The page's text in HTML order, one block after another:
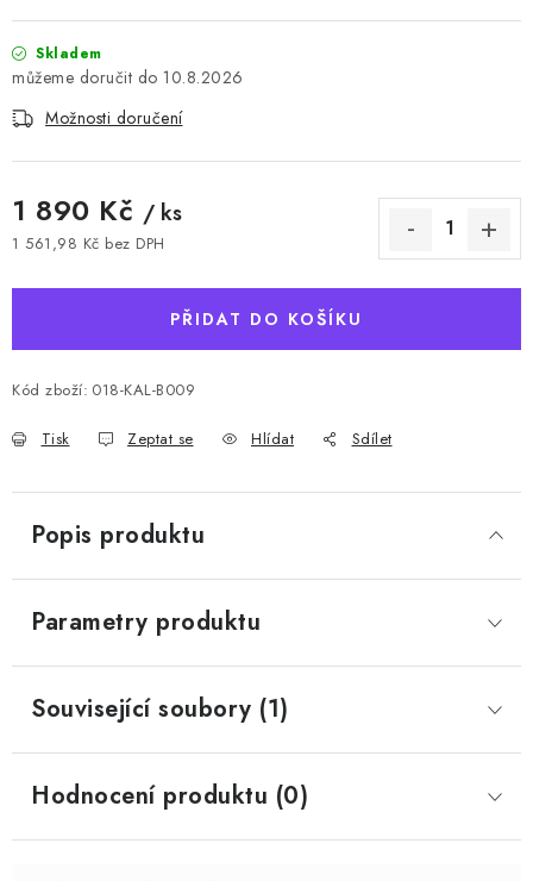
Skladem
10.8.2026
Možnosti doručení
1 890 Kč / ks
1 561,98 Kč bez DPH
PŘIDAT DO KOŠÍKU
Kód zboží: 018-KAL-B009
Tisk Zeptat se Hlídat Sdílet
Popis produktu
Parametry produktu
Související soubory (1)
Hodnocení produktu (0)